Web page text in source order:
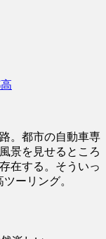
。都市の自動車専
景を見せるところ
在する。そういっ
ーリング。